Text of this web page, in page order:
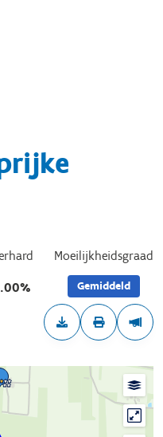
Moeilijkheidsgraad
Gemiddeld